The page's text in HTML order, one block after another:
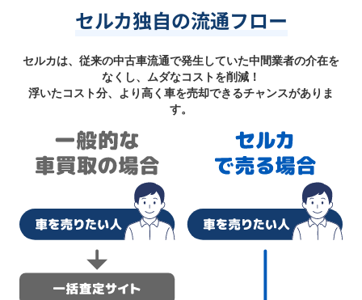
セルカ独自の流通フロー
セルカは、従来の中古車流通で発生していた中間業者の介在を
なくし、ムダなコストを削減！
浮いたコスト分、より高く車を売却できるチャンスがありま
す。